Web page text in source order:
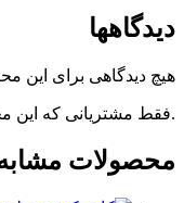
دیدگاهها
هیچ دیدگاهی برای این
.فقط مشتریانی که این
محصولات